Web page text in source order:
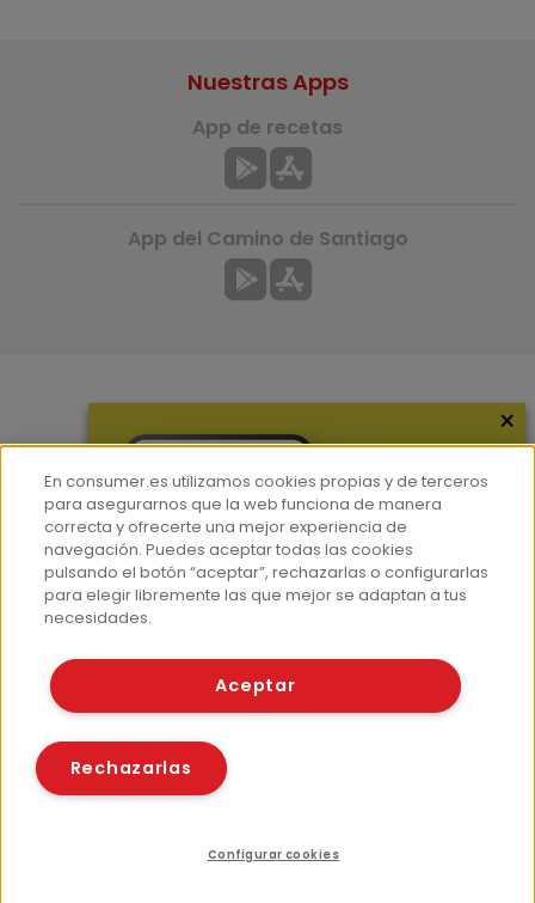
Hemeroteca
Contacto
Prensa
Corpus Lingüístico Consumer
Nuestras Apps
App de recetas
App del Camino de Santiago
© Fundación EROSKI
Políticas de cookies
×
En consumer.es utilizamos cookies propias y de terceros
para asegurarnos que la web funciona de manera
correcta y ofrecerte una mejor experiencia de
navegación. Puedes aceptar todas las cookies
pulsando el botón “aceptar”, rechazarlas o configurarlas
para elegir libremente las que mejor se adaptan a tus
necesidades.
Aceptar
Rechazarlas
Configurar cookies